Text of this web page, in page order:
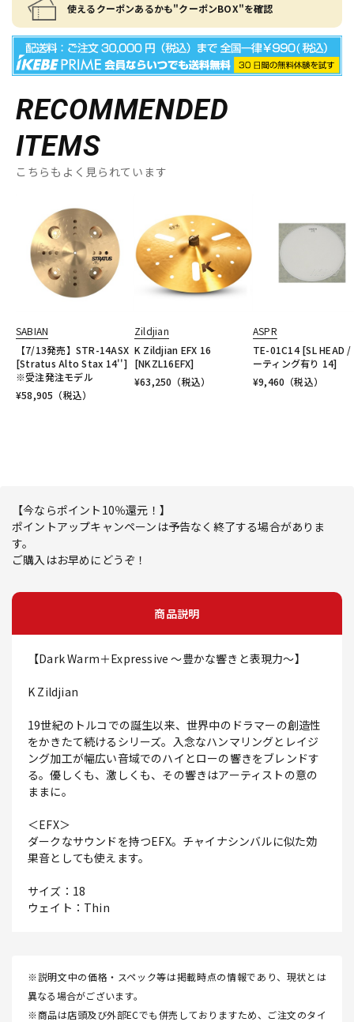
使えるクーポンあるかも"クーポンBOX"を確認
RECOMMENDED
ITEMS
こちらもよく見られています
SABIAN
【7/13発売】STR-14ASX
[Stratus Alto Stax 14'']
※受注発注モデル
¥58,905 （税込）
Zildjian
K Zildjian EFX 16
[NKZL16EFX]
¥63,250 （税込）
ASPR
TE-01C14 [SL HEAD /
ーティング有り 14]
¥9,460 （税込）
【今ならポイント10％還元！】
ポイントアップキャンペーンは予告なく終了する場合がありま
す。
ご購入はお早めにどうぞ！
商品説明
【Dark Warm＋Expressive ～豊かな響きと表現力～】
K Zildjian
19世紀のトルコでの誕生以来、世界中のドラマーの創造性
をかきたて続けるシリーズ。入念なハンマリングとレイジ
ング加工が幅広い音域でのハイとローの響きをブレンドす
る。優しくも、激しくも、その響きはアーティストの意の
ままに。
＜EFX＞
ダークなサウンドを持つEFX。チャイナシンバルに似た効
果音としても使えます。
サイズ：18
ウェイト：Thin
※説明文中の価格・スペック等は掲載時点の情報であり、現状とは
異なる場合がございます。
※商品は店頭及び外部ECでも併売しておりますため、ご注文のタイ